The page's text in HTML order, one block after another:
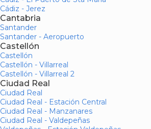
Cádiz - Jerez
Cantabria
Santander
Santander - Aeropuerto
Castellón
Castellón
Castellón - Villarreal
Castellón - Villarreal 2
Ciudad Real
Ciudad Real
Ciudad Real - Estación Central
Ciudad Real - Manzanares
Ciudad Real - Valdepeñas